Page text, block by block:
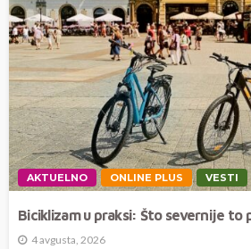
AKTUELNO ONLINE PLUS VESTI
Biciklizam u praksi: Što severnije to
4 avgusta, 2026